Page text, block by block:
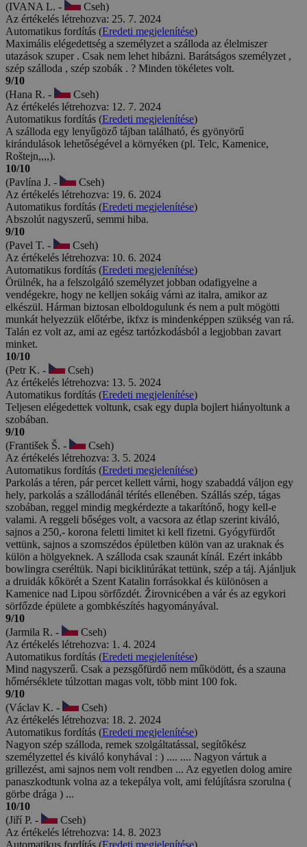
(IVANA L. -
Cseh)
Az értékelés létrehozva: 25. 7. 2024
Automatikus fordítás (Eredeti megjelenítése)
Maximális elégedettség a személyzet a szálloda az élelmiszer
utazások szuper . Csak nem lehet hibázni. Barátságos személyzet ,
szép szálloda , szép szobák . ? Minden tökéletes volt.
9/10
(Hana R. -
Cseh)
Az értékelés létrehozva: 12. 7. 2024
Automatikus fordítás (Eredeti megjelenítése)
A szálloda egy lenyűgöző tájban található, és gyönyörű
kirándulások lehetőségével a környéken (pl. Telc, Kamenice,
Roštejn,,,,).
10/10
(Pavlína J. -
Cseh)
Az értékelés létrehozva: 19. 6. 2024
Automatikus fordítás (Eredeti megjelenítése)
Abszolút nagyszerű, semmi hiba.
9/10
(Pavel T. -
Cseh)
Az értékelés létrehozva: 10. 6. 2024
Automatikus fordítás (Eredeti megjelenítése)
Örülnék, ha a felszolgáló személyzet jobban odafigyelne a
vendégekre, hogy ne kelljen sokáig várni az italra, amikor az
elkészül. Hárman biztosan elboldogulunk és nem a pult mögötti
munkát helyezzük előtérbe, ikfxz is mindenképpen szükség van rá.
Talán ez volt az, ami az egész tartózkodásból a legjobban zavart
minket.
10/10
(Petr K. -
Cseh)
Az értékelés létrehozva: 13. 5. 2024
Automatikus fordítás (Eredeti megjelenítése)
Teljesen elégedettek voltunk, csak egy dupla bojlert hiányoltunk a
szobában.
9/10
(František Š. -
Cseh)
Az értékelés létrehozva: 3. 5. 2024
Automatikus fordítás (Eredeti megjelenítése)
Parkolás a téren, pár percet kellett várni, hogy szabaddá váljon egy
hely, parkolás a szállodánál térítés ellenében. Szállás szép, tágas
szobában, reggel mindig megkérdezte a takarítónő, hogy kell-e
valami. A reggeli bőséges volt, a vacsora az étlap szerint kiváló,
sajnos a 250,- korona feletti limitet ki kell fizetni. Gyógyfürdőt
vettünk, sajnos a szomszédos épületben külön van az uraknak és
külön a hölgyeknek. A szálloda csak szaunát kínál. Ezért inkább
bowlingra cseréltük. Napi biciklitúrákat tettünk, szép a táj. Ajánljuk
a druidák kőkörét a Szent Katalin forrásokkal és különösen a
Kamenice nad Lipou sörfőzdét. Žirovnicében a vár és az egykori
sörfőzde épülete a gombkészítés hagyományával.
9/10
(Jarmila R. -
Cseh)
Az értékelés létrehozva: 1. 4. 2024
Automatikus fordítás (Eredeti megjelenítése)
Mind nagyszerű. Csak a pezsgőfürdő nem működött, és a szauna
hőmérséklete túlzottan magas volt, több mint 100 fok.
9/10
(Václav K. -
Cseh)
Az értékelés létrehozva: 18. 2. 2024
Automatikus fordítás (Eredeti megjelenítése)
Nagyon szép szálloda, remek szolgáltatással, segítőkész
személyzettel és kiváló konyhával : ) .... .... Nagyon vártuk a
grillezést, ami sajnos nem volt rendben ... Az egyetlen dolog amire
panaszkodtunk volna az a tekepálya volt, ami felújításra szorulna (
görbe drága ) ...
10/10
(Jiří P. -
Cseh)
Az értékelés létrehozva: 14. 8. 2023
Automatikus fordítás (Eredeti megjelenítése)